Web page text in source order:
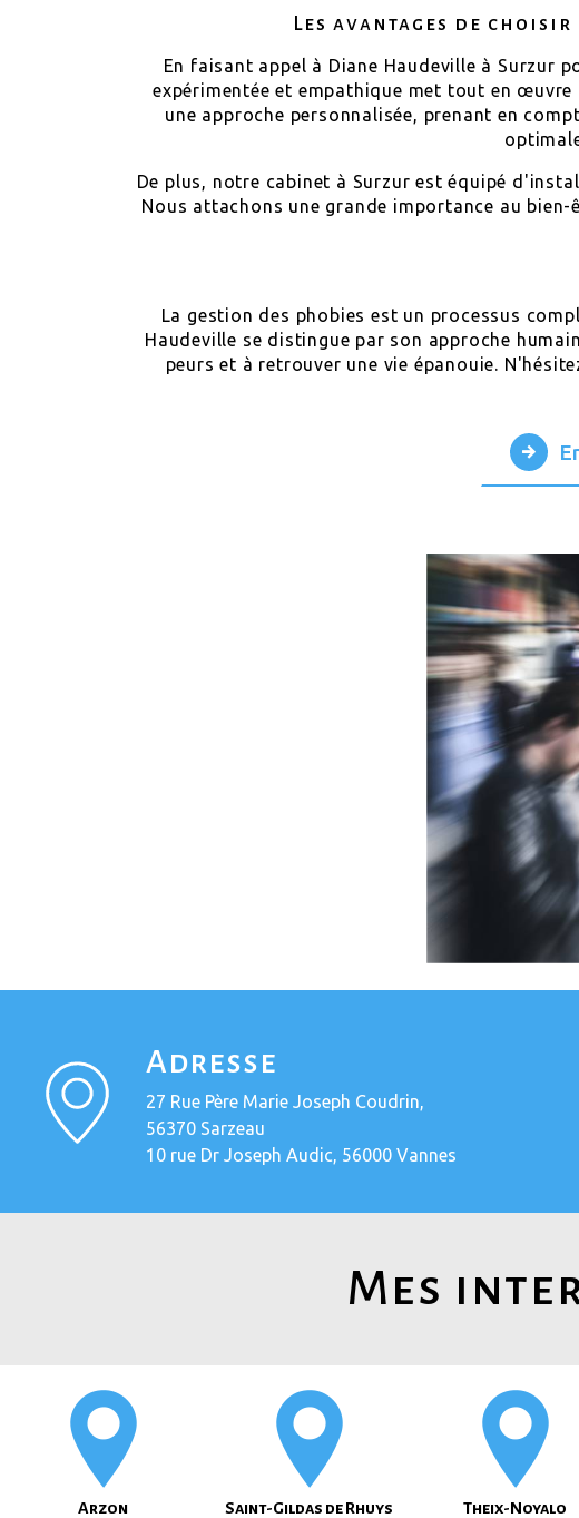
Les avantages de
En faisant appel à Diane Haudeville à Surzur
expérimentée et empathique met tout en
une approche personnalisée, prenant en
De plus, notre cabinet à Surzur est équipé
Nous attachons une grande importance au
La gestion des phobies est un processus
Haudeville se distingue par son approche
peurs et à retrouver une vie épanouie.
Adresse
27 Rue Père Marie Joseph Coudrin,
56370 Sarzeau
10 rue Dr Joseph Audic, 56000 Vannes
Mes
Arzon Saint-Gildas de Rhuys Theix-Noyalo